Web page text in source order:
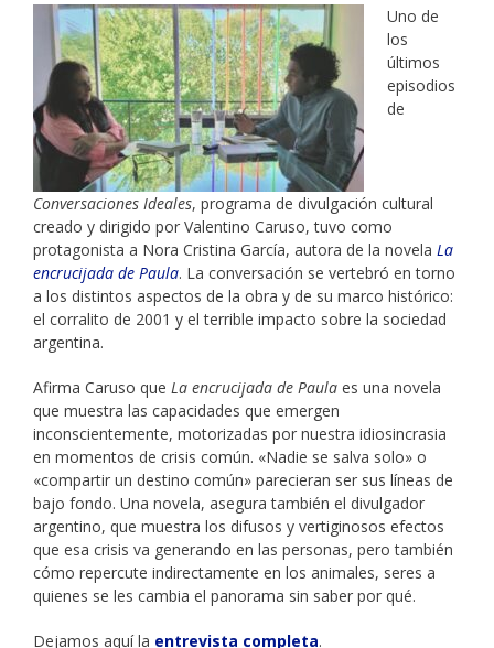
Uno de
los
últimos
episodios
de
Conversaciones Ideales, programa de divulgación cultural
creado y dirigido por Valentino Caruso, tuvo como
protagonista a Nora Cristina García, autora de la novela La
encrucijada de Paula. La conversación se vertebró en torno
a los distintos aspectos de la obra y de su marco histórico:
el corralito de 2001 y el terrible impacto sobre la sociedad
argentina.
Afirma Caruso que La encrucijada de Paula es una novela
que muestra las capacidades que emergen
inconscientemente, motorizadas por nuestra idiosincrasia
en momentos de crisis común. «Nadie se salva solo» o
«compartir un destino común» parecieran ser sus líneas de
bajo fondo. Una novela, asegura también el divulgador
argentino, que muestra los difusos y vertiginosos efectos
que esa crisis va generando en las personas, pero también
cómo repercute indirectamente en los animales, seres a
quienes se les cambia el panorama sin saber por qué.
Dejamos aquí la entrevista completa.